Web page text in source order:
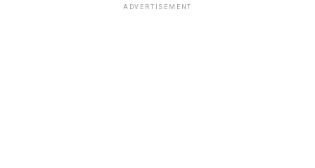
ADVERTISEMENT